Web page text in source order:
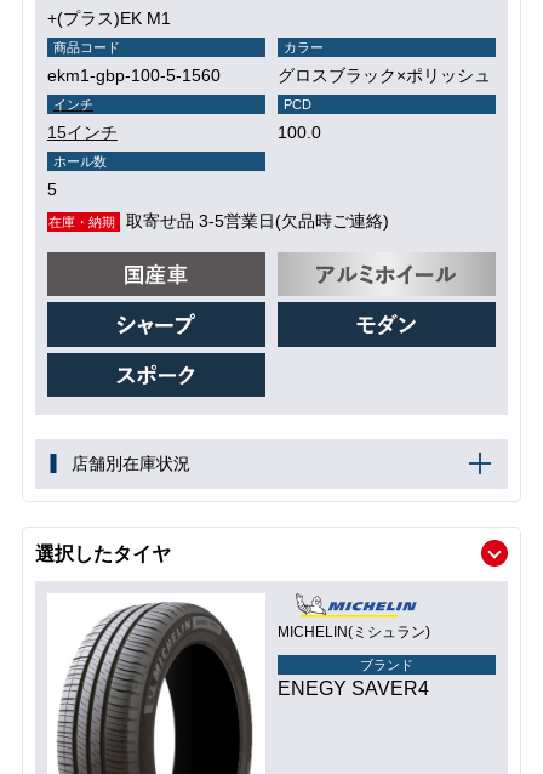
+(プラス)EK M1
商品コード
ekm1-gbp-100-5-1560
カラー
グロスブラック×ポリッシュ
インチ
15インチ
PCD
100.0
ホール数
5
在庫・納期 取寄せ品 3-5営業日(欠品時ご連絡)
店舗別在庫状況
選択したタイヤ
MICHELIN(ミシュラン)
ブランド
ENEGY SAVER4